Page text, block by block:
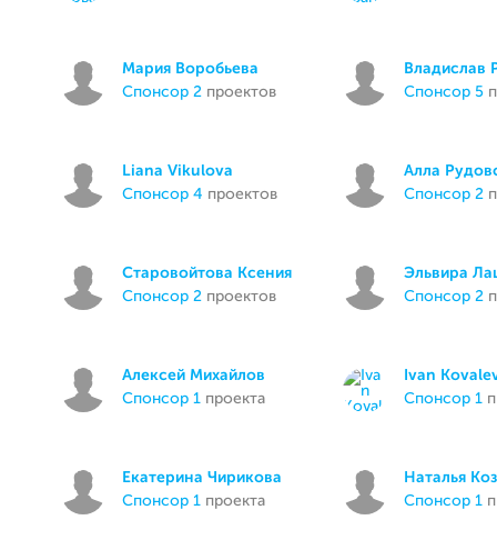
Мария Воробьева
спонсор 2 проектов
Владислав
спонсор 5
Liana Vikulova
спонсор 4 проектов
Алла
спонсор 2
Старовойтова Ксения
спонсор 2 проектов
Эльвира
спонсор 2
Алексей Михайлов
спонсор 1 проекта
Ivan
спонсор 1
Екатерина Чирикова
спонсор 1 проекта
Наталья
спонсор 1